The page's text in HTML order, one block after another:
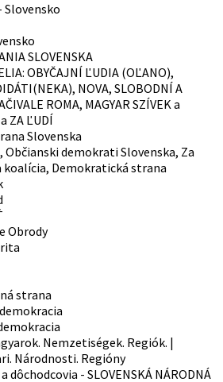
SLOVENSKA
OBYČAJNÍ ĽUDIA (OĽANO),
NOVA, SLOBODNÍ A
ROMA, MAGYAR SZÍVEK a
ZA ĽUDÍ
Slovenska
Občianski demokrati Slovenska, Za
koalícia, Demokratická strana
Obrody
strana
Nemzetiségek. Regiók. |
Národnosti. Regióny
dôchodcovia - SLOVENSKÁ NÁRODNÁ